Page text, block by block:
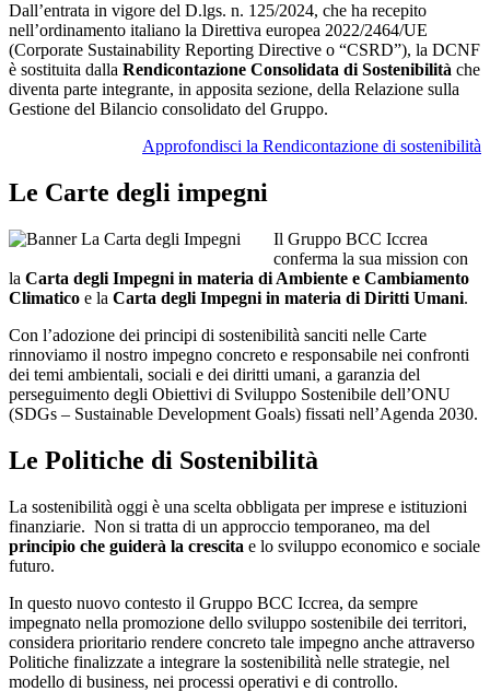
Dall’entrata in vigore del D.lgs. n. 125/2024, che ha recepito
nell’ordinamento italiano la Direttiva europea 2022/2464/UE
(Corporate Sustainability Reporting Directive o “CSRD”), la DCNF
è sostituita dalla Rendicontazione Consolidata di Sostenibilità che
diventa parte integrante, in apposita sezione, della Relazione sulla
Gestione del Bilancio consolidato del Gruppo.
Approfondisci la Rendicontazione di sostenibilità
Le Carte degli impegni
Il Gruppo BCC Iccrea
conferma la sua mission con
la Carta degli Impegni in materia di Ambiente e Cambiamento
Climatico e la Carta degli Impegni in materia di Diritti Umani.
Con l’adozione dei principi di sostenibilità sanciti nelle Carte
rinnoviamo il nostro impegno concreto e responsabile nei confronti
dei temi ambientali, sociali e dei diritti umani, a garanzia del
perseguimento degli Obiettivi di Sviluppo Sostenibile dell’ONU
(SDGs – Sustainable Development Goals) fissati nell’Agenda 2030.
Le Politiche di Sostenibilità
La sostenibilità oggi è una scelta obbligata per imprese e istituzioni
finanziarie. Non si tratta di un approccio temporaneo, ma del
principio che guiderà la crescita e lo sviluppo economico e sociale
futuro.
In questo nuovo contesto il Gruppo BCC Iccrea, da sempre
impegnato nella promozione dello sviluppo sostenibile dei territori,
considera prioritario rendere concreto tale impegno anche attraverso
Politiche finalizzate a integrare la sostenibilità nelle strategie, nel
modello di business, nei processi operativi e di controllo.